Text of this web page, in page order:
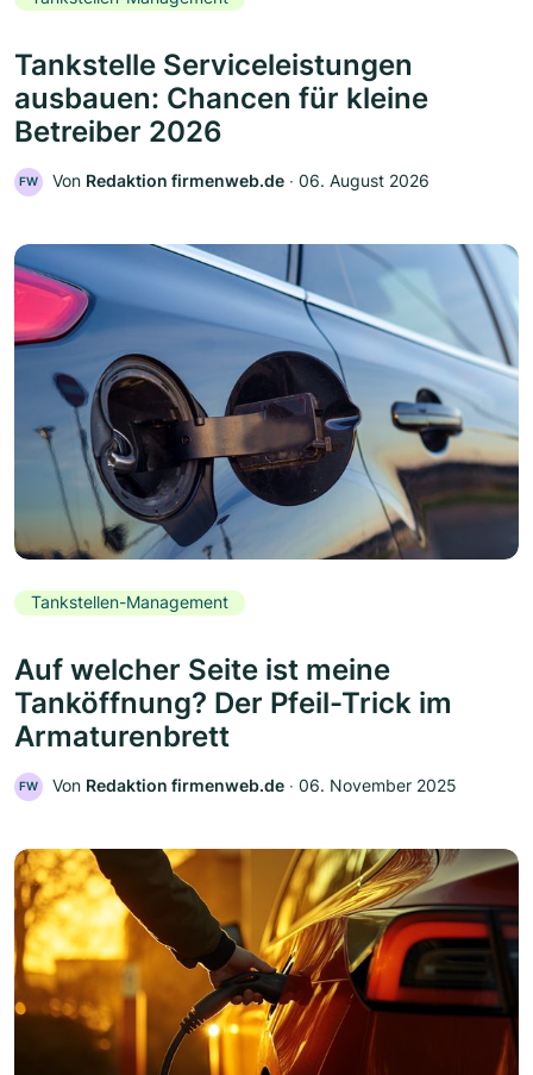
Tankstelle Serviceleistungen
ausbauen: Chancen für kleine
Betreiber 2026
FW Von Redaktion firmenweb.de ‧ 06. August 2026
Tankstellen-Management
Auf welcher Seite ist meine
Tanköffnung? Der Pfeil-Trick im
Armaturenbrett
FW Von Redaktion firmenweb.de ‧ 06. November 2025